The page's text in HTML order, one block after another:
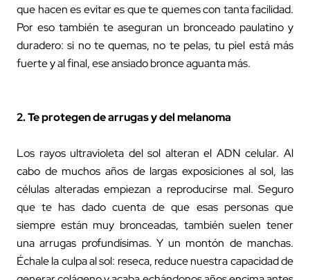
que hacen es evitar es que te quemes con tanta facilidad.
Por eso también te aseguran un bronceado paulatino y
duradero: si no te quemas, no te pelas, tu piel está más
fuerte y al final, ese ansiado bronce aguanta más.
2. Te protegen de arrugas y del melanoma
Los rayos ultravioleta del sol alteran el ADN celular. Al
cabo de muchos años de largas exposiciones al sol, las
células alteradas empiezan a reproducirse mal. Seguro
que te has dado cuenta de que esas personas que
siempre están muy bronceadas, también suelen tener
una arrugas profundísimas. Y un montón de manchas.
Échale la culpa al sol: reseca, reduce nuestra capacidad de